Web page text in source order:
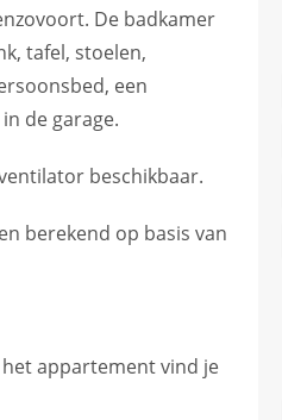
De badkamer
tafel, stoelen,
een
de garage.
beschikbaar.
berekend op basis van
appartement vind je